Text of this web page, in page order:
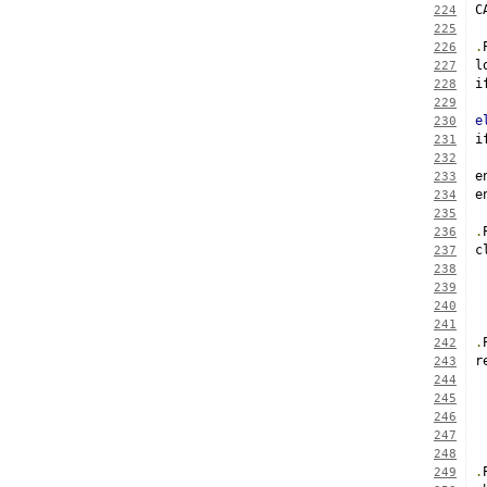
224
225
226
.
227
228
229
230
231
232
233
234
235
236
.
237
238
239
240
241
242
.
243
244
245
246
247
248
249
.